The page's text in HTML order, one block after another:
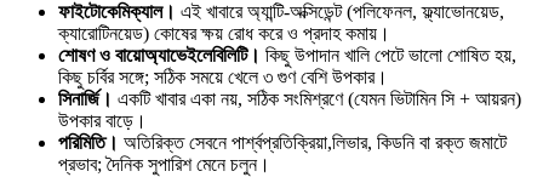
ফাইটোকেমিক্যাল। এই খাবারে অ্যান্টি-অক্সিডেন্ট (পলিফেনল, ফ্ল্যাভোনয়েড,
ক্যারোটিনয়েড) কোষের ক্ষয় রোধ করে ও প্রদাহ কমায়।
শোষণ ও বায়োঅ্যাভেইলেবিলিটি। কিছু উপাদান খালি পেটে ভালো শোষিত হয়,
কিছু চর্বির সঙ্গে; সঠিক সময়ে খেলে ৩ গুণ বেশি উপকার।
সিনার্জি। একটি খাবার একা নয়, সঠিক সংমিশ্রণে (যেমন ভিটামিন সি + আয়রন)
উপকার বাড়ে।
পরিমিতি। অতিরিক্ত সেবনে পার্শ্বপ্রতিক্রিয়া,লিভার, কিডনি বা রক্ত জমাটে
প্রভাব; দৈনিক সুপারিশ মেনে চলুন।